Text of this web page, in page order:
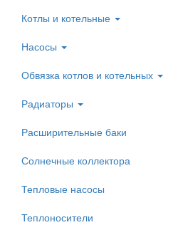
Котлы и котельные
Насосы
Обвязка котлов и котельных
Радиаторы
Расширительные баки
Солнечные коллектора
Тепловые насосы
Теплоносители